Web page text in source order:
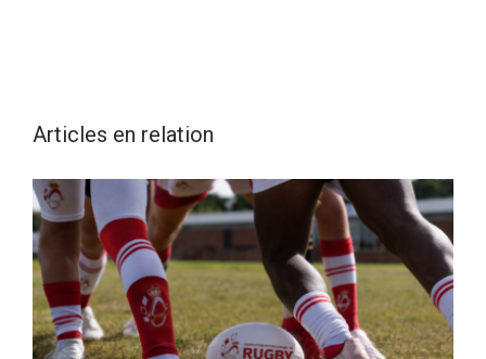
Articles en relation